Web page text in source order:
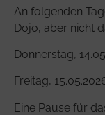
An folgenden
Dojo, aber nicht
Donnerstag,
Freitag,
Eine Pause für